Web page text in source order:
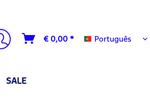
€ 0,00 * Português
Português
SALE